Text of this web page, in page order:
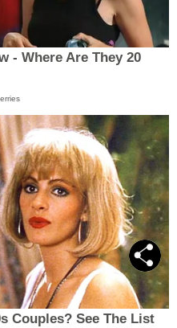
- Where Are They 20
Couples? See The List